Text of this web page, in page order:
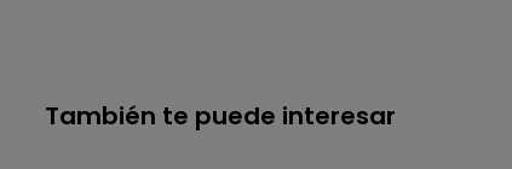
También te puede interesar